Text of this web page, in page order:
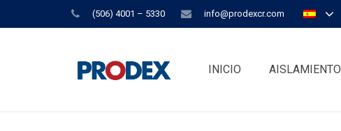
(506) 4001 – 5330 info@prodexcr.com
INICIO AISLAMIENTO